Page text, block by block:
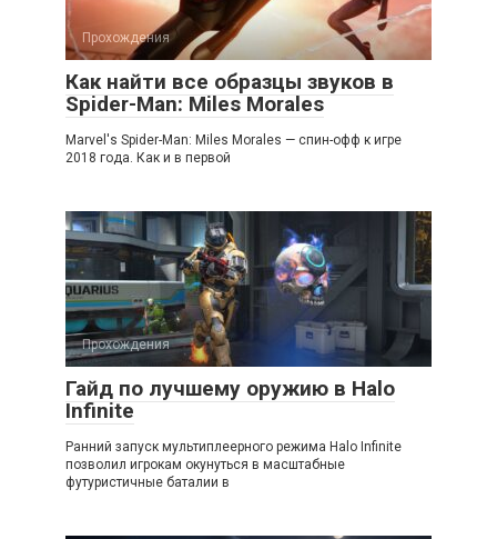
Прохождения
Как найти все образцы звуков в
Spider-Man: Miles Morales
Marvel's Spider-Man: Miles Morales — спин-офф к игре
2018 года. Как и в первой
Прохождения
Гайд по лучшему оружию в Halo
Infinite
Ранний запуск мультиплеерного режима Halo Infinite
позволил игрокам окунуться в масштабные
футуристичные баталии в